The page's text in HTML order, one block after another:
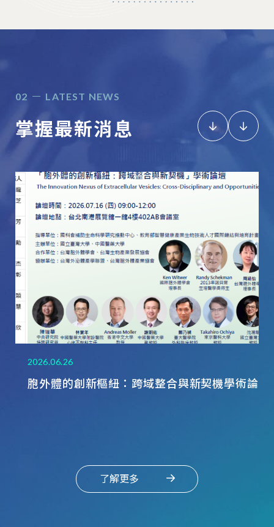
LATEST NEWS
掌握最新消息
2026.06.26
胞外體的創新樞紐：跨域整合與新契機學術論壇
了解更多